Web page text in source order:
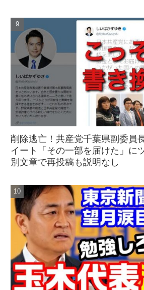
削除逃亡！共産党千葉県副委員
イート「その一部を届けた」に
別文章で再投稿も説明なし